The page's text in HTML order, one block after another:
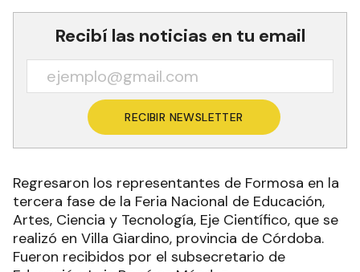
Recibí las noticias en tu email
RECIBIR NEWSLETTER
Regresaron los representantes de Formosa en la
tercera fase de la Feria Nacional de Educación,
Artes, Ciencia y Tecnología, Eje Científico, que se
realizó en Villa Giardino, provincia de Córdoba.
Fueron recibidos por el subsecretario de